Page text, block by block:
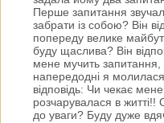
Перше запитання
забрати із собою? Він
попереду велике
буду щаслива? Він
мене мучить
напередодні я
відповідь: Чи чекає
розчарувалася в
до уваги? Буду дуже